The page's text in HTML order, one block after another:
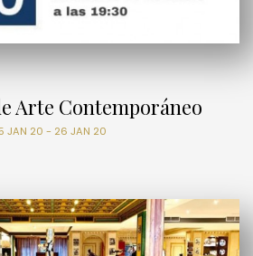
Arte Contemporáneo
JAN 20 - 26 JAN 20